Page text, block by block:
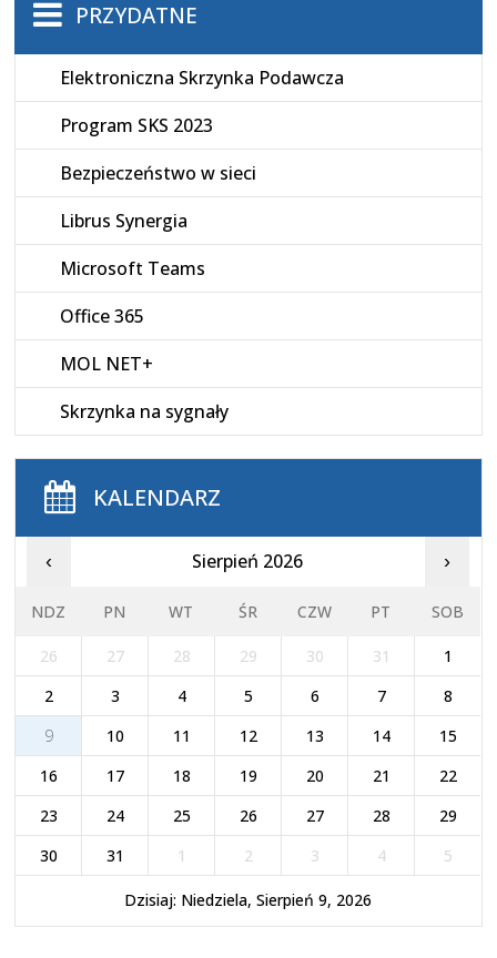
PRZYDATNE
Elektroniczna Skrzynka Podawcza
Program SKS 2023
Bezpieczeństwo w sieci
Librus Synergia
Microsoft Teams
Office 365
MOL NET+
Skrzynka na sygnały
KALENDARZ
‹ Sierpień 2026 ›
NDZ PN WT ŚR CZW PT SOB
26 27 28 29 30 31
1
2
3 4 5 6 7
8
9
10 11 12 13 14
15
16
17 18 19 20 21
22
23
24 25 26 27 28
29
30
31 1 2 3 4 5
Dzisiaj: Niedziela, Sierpień 9, 2026